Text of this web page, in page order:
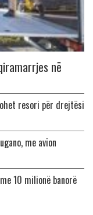
në
resori për drejtësi
me avion
10 milionë banorë